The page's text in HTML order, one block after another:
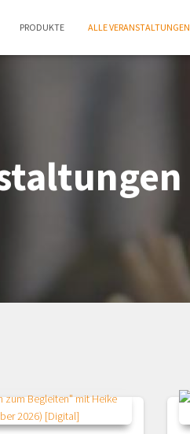
PRODUKTE ALLE VERANSTALTUNGEN